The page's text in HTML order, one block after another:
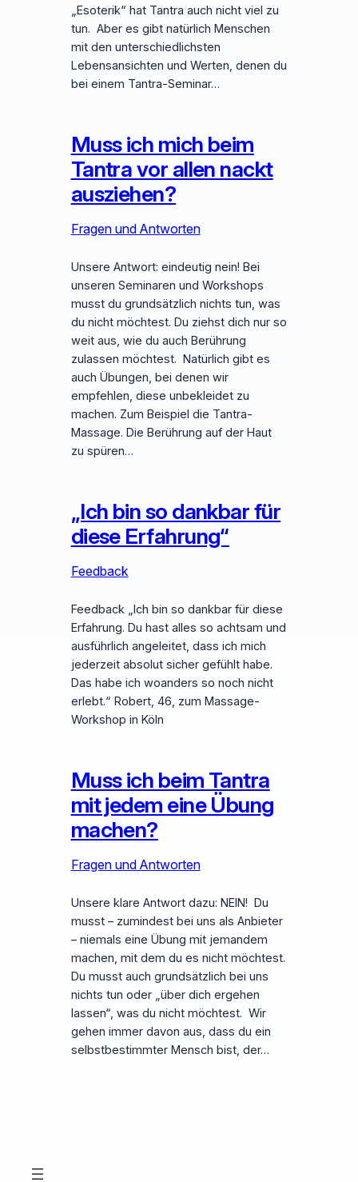
„Esoterik“ hat Tantra auch nicht viel zu
tun. Aber es gibt natürlich Menschen
mit den unterschiedlichsten
Lebensansichten und Werten, denen du
bei einem Tantra-Seminar…
Muss ich mich beim
Tantra vor allen nackt
ausziehen?
Fragen und Antworten
Unsere Antwort: eindeutig nein! Bei
unseren Seminaren und Workshops
musst du grundsätzlich nichts tun, was
du nicht möchtest. Du ziehst dich nur so
weit aus, wie du auch Berührung
zulassen möchtest. Natürlich gibt es
auch Übungen, bei denen wir
empfehlen, diese unbekleidet zu
machen. Zum Beispiel die Tantra-
Massage. Die Berührung auf der Haut
zu spüren…
„Ich bin so dankbar für
diese Erfahrung“
Feedback
Feedback „Ich bin so dankbar für diese
Erfahrung. Du hast alles so achtsam und
ausführlich angeleitet, dass ich mich
jederzeit absolut sicher gefühlt habe.
Das habe ich woanders so noch nicht
erlebt.“ Robert, 46, zum Massage-
Workshop in Köln
Muss ich beim Tantra
mit jedem eine Übung
machen?
Fragen und Antworten
Unsere klare Antwort dazu: NEIN! Du
musst – zumindest bei uns als Anbieter
– niemals eine Übung mit jemandem
machen, mit dem du es nicht möchtest.
Du musst auch grundsätzlich bei uns
nichts tun oder „über dich ergehen
lassen“, was du nicht möchtest. Wir
gehen immer davon aus, dass du ein
selbstbestimmter Mensch bist, der…